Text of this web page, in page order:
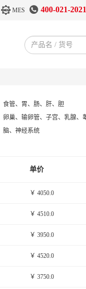
MES 400-021-2021
食管、胃、肠、肝、胆
卵巢、输卵管、子宫、乳腺、
脑、神经系统
单价
￥ 4050.0
￥ 4510.0
￥ 3950.0
￥ 4520.0
￥ 3750.0